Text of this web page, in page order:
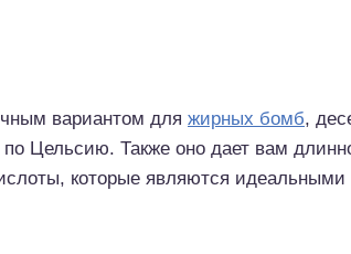
вариантом для жирных бомб,
по Цельсию. Также оно дает вам
которые являются идеальными